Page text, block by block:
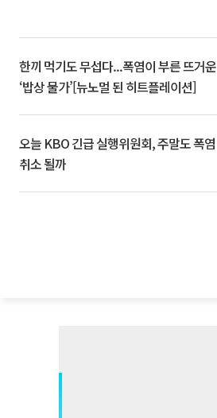
한끼 먹기도 무섭다...폭염이 부른 뜨거운
‘밥상 물가’[뉴노멀 된 히트플레이션]
오늘 KBO 긴급 실행위원회, 주말도 폭염
취소 될까